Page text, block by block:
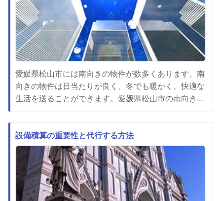
テンレス、人造大理石など...
愛媛県松山市には南向きの物件が数多くあります。南
向きの物件は日当たりが良く、冬でも暖かく、快適な
生活を送ることができます。愛媛県松山市の南向き物
件を探す際には、愛媛の建物株式会社のウェブサイト
を利用することがおすすめです。愛媛県の愛媛建物株
式会社は、多数の物件情報が掲載されており物件の詳
細や写真を確認することができます。物件の条件に南
向きを選択することで、南...
設備積算の重要性と代行する方法